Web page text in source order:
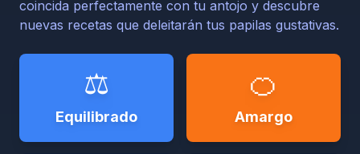
coincida perfectamente con tu antojo y descubre
nuevas recetas que deleitarán tus papilas gustativas.
⚖️
Equilibrado
🍊
Amargo